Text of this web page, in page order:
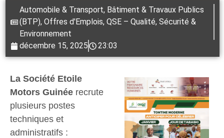
Automobile & Transport, Bâtiment & Travaux Publics
(BTP), Offres d'Emplois, QSE – Qualité, Sécurité &
Environnement
décembre 15, 2025
23:03
La Société Etoile
Motors Guinée recrute
plusieurs postes
techniques et
administratifs :